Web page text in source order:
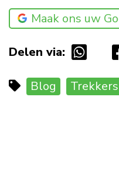
Maak ons uw
Delen via:
Blog Trekkers